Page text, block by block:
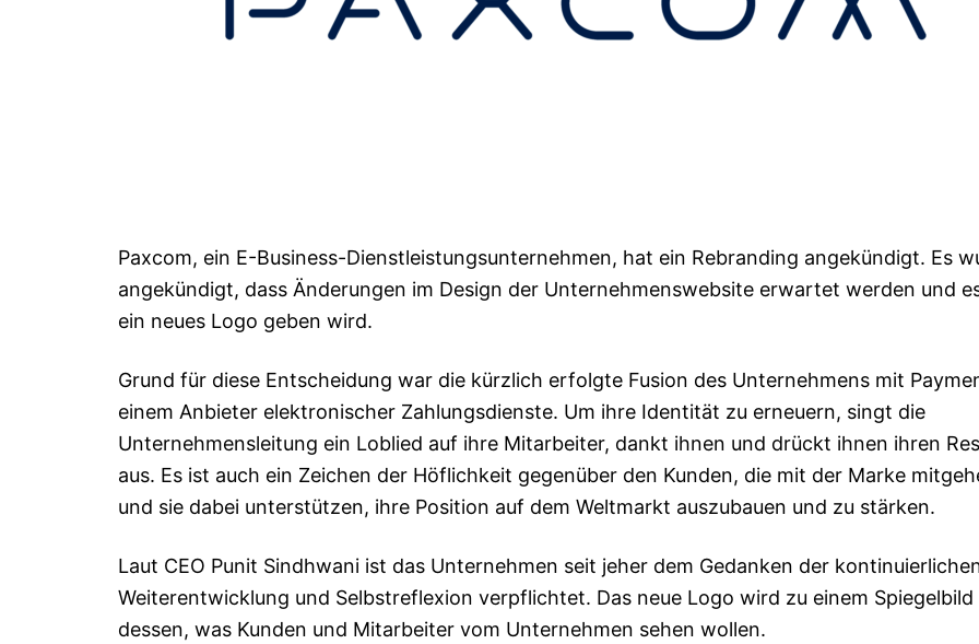
Paxcom, ein E-Business-Dienstleistungsunternehmen, hat ein Rebranding angekündigt. Es
angekündigt, dass Änderungen im Design der Unternehmenswebsite erwartet werden und
ein neues Logo geben wird.
Grund für diese Entscheidung war die kürzlich erfolgte Fusion des Unternehmens mit
einem Anbieter elektronischer Zahlungsdienste. Um ihre Identität zu erneuern, singt die
Unternehmensleitung ein Loblied auf ihre Mitarbeiter, dankt ihnen und drückt ihnen ihren
aus. Es ist auch ein Zeichen der Höflichkeit gegenüber den Kunden, die mit der Marke
und sie dabei unterstützen, ihre Position auf dem Weltmarkt auszubauen und zu stärken.
Laut CEO Punit Sindhwani ist das Unternehmen seit jeher dem Gedanken der
Weiterentwicklung und Selbstreflexion verpflichtet. Das neue Logo wird zu einem Spiegelbild
dessen, was Kunden und Mitarbeiter vom Unternehmen sehen wollen.